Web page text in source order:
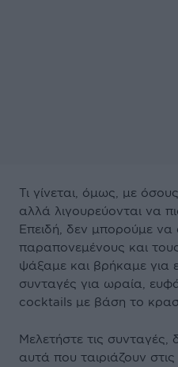
Τι γίνεται, όμως, με
αλλά λιγουρεύονται να
Επειδή, δεν μπορούμε
παραπονεμένους και
ψάξαμε και βρήκαμε για
συνταγές για ωραία,
cocktails με βάση το
Μελετήστε τις συνταγές,
αυτά που ταιριάζουν